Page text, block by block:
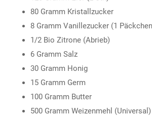
80 Gramm Kristallzucker
8 Gramm Vanillezucker (1
1/2 Bio Zitrone (Abrieb)
6 Gramm Salz
30 Gramm Honig
15 Gramm Germ
100 Gramm Butter
500 Gramm Weizenmehl